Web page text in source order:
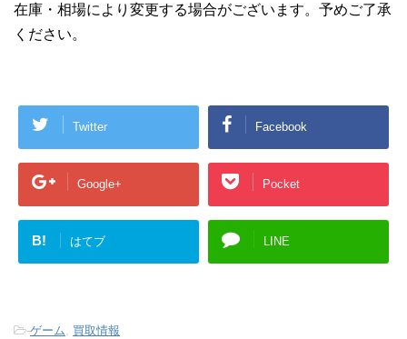
在庫・相場により変更する場合がございます。予めご了承
ください。
Twitter Facebook
Google+ Pocket
B! はてブ LINE
-ゲーム 買取情報